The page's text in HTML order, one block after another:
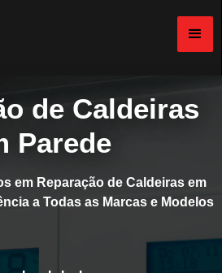
de Caldeiras
Parede
em Reparação de Caldeiras em
a Todas as Marcas e Modelos